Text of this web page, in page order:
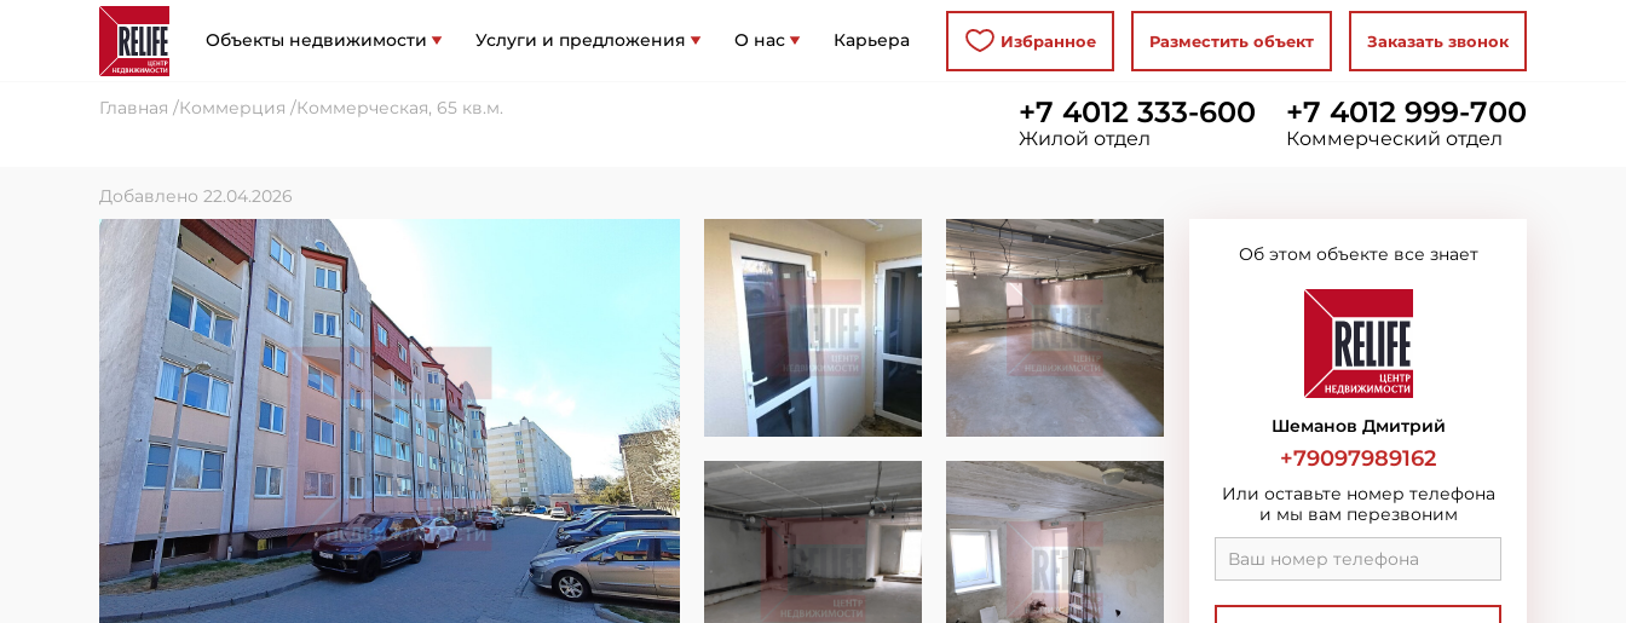
Объекты недвижимости Услуги и предложения О нас Карьера Избранное Разместить объект Заказать звонок
Главная Коммерция Коммерческая, 65 кв.м. +7 4012 333-600
Жилой отдел
+7 4012 999-700
Коммерческий отдел
Добавлено 22.04.2026
Об этом объекте все знает
Шеманов Дмитрий
+79097989162
Или оставьте номер телефона
и мы вам перезвоним